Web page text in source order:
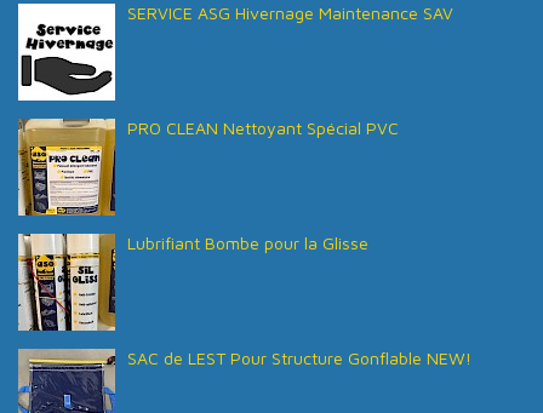
SERVICE ASG Hivernage Maintenance SAV
PRO CLEAN Nettoyant Spécial PVC
Lubrifiant Bombe pour la Glisse
SAC de LEST Pour Structure Gonflable NEW!